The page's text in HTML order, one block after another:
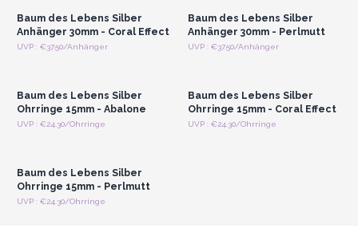
Baum des Lebens Silber
Anhänger 30mm - Coral Effect
UVP : €37.50/Anhänger
Baum des Lebens Silber
Anhänger 30mm - Perlmutt
UVP : €37.50/Anhänger
Anmelden oder
Baum des Lebens Silber
Ohrringe 15mm - Abalone
UVP : €24.30/Ohrringe
Anmelden oder
Baum des Lebens Silber
Ohrringe 15mm - Coral Effect
UVP : €24.30/Ohrringe
Anmelden oder
Baum des Lebens Silber
Ohrringe 15mm - Perlmutt
UVP : €24.30/Ohrringe